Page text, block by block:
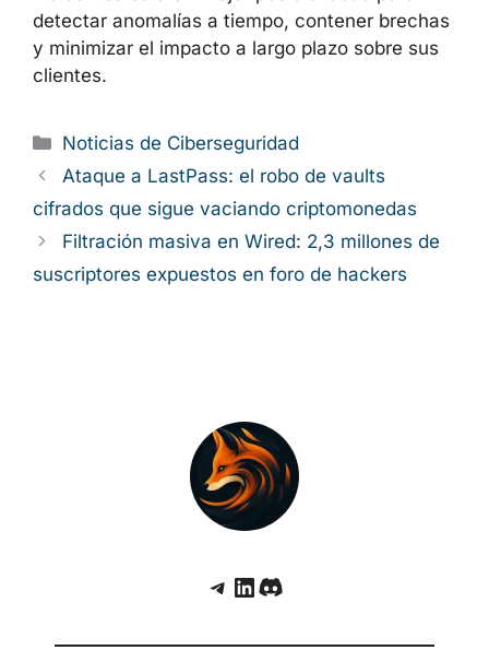
fintech que revisen de forma continua sus
políticas, formen a su personal y usuarios, e
inviertan en monitorización y respuesta a
detectar anomalías a tiempo, contener
brechas y minimizar el impacto a largo plazo
sobre sus clientes.
Categorías
Noticias de Ciberseguridad
Ataque a LastPass: el robo de vaults